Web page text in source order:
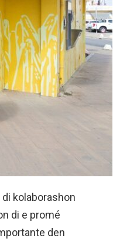
kolaborashon
di e promé
den